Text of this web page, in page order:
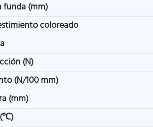
funda (mm)
coloreado
(N)
(N/100 mm)
(mm)